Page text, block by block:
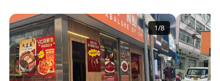
1/8